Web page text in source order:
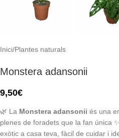
Inici/Plantes naturals
Monstera adansonii
9,50€
🌿 La Monstera adansonii és una
plenes de foradets que la fan única
exòtic a casa teva, fàcil de cuidar i